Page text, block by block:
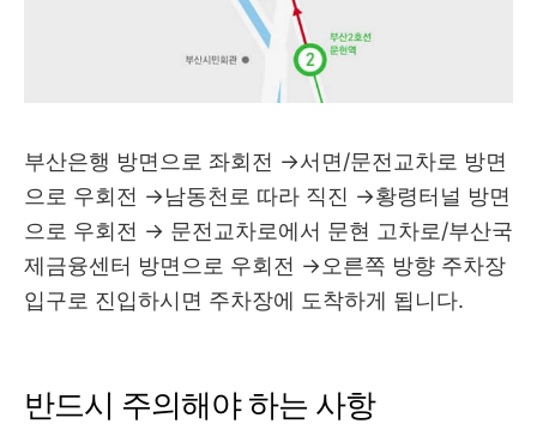
부산은행 방면으로 좌회전 →서면/문전교차로 방면
으로 우회전 →남동천로 따라 직진 →황령터널 방면
으로 우회전 → 문전교차로에서 문현 고차로/부산국
제금융센터 방면으로 우회전 →오른쪽 방향 주차장
입구로 진입하시면 주차장에 도착하게 됩니다.
반드시 주의해야 하는 사항